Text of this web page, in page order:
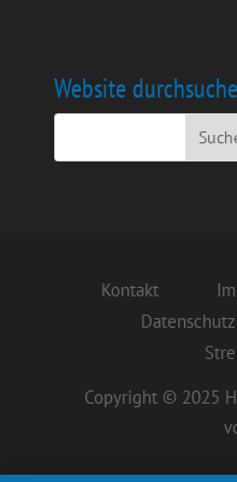
Website
Kontakt
Copyright © 2025